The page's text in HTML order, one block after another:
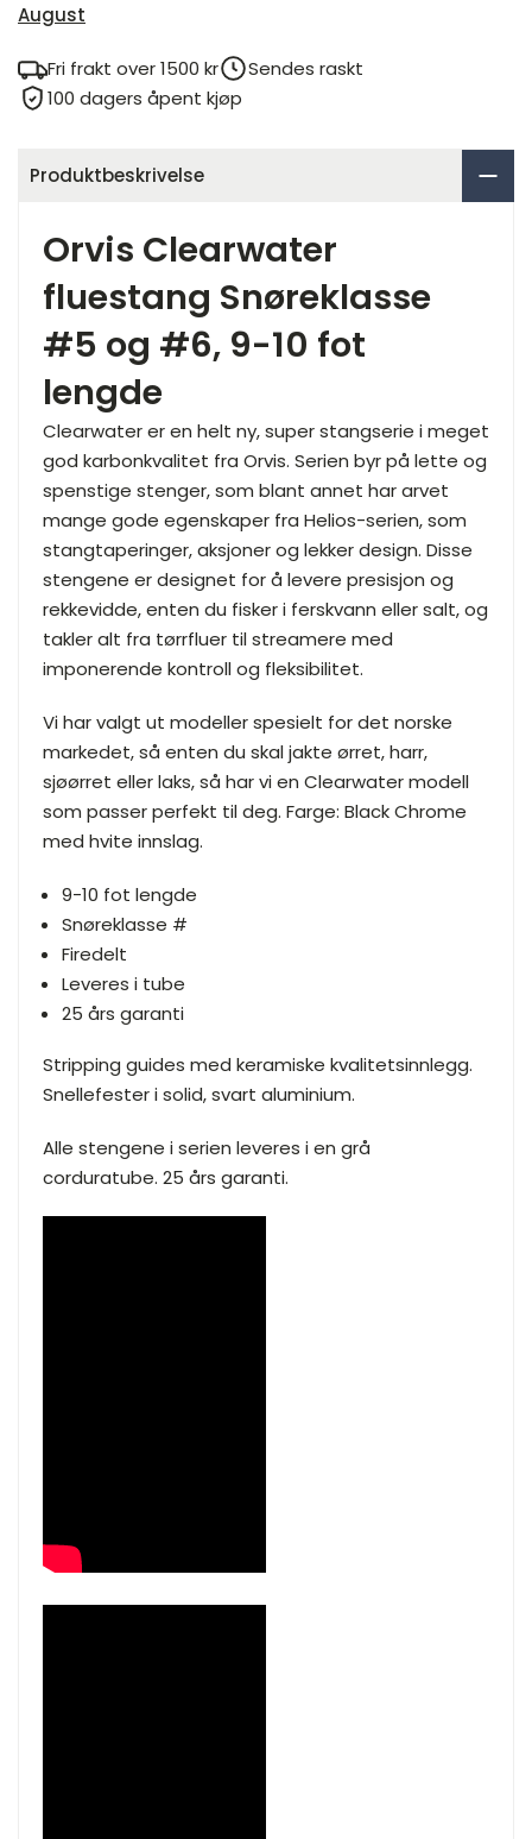
August
Fri frakt over 1500 kr
Sendes raskt
100 dagers åpent kjøp
Produktbeskrivelse
Orvis Clearwater
fluestang Snøreklasse
#5 og #6, 9-10 fot
lengde
Clearwater er en helt ny, super stangserie i meget
god karbonkvalitet fra Orvis. Serien byr på lette og
spenstige stenger, som blant annet har arvet
mange gode egenskaper fra Helios-serien, som
stangtaperinger, aksjoner og lekker design. Disse
stengene er designet for å levere presisjon og
rekkevidde, enten du fisker i ferskvann eller salt, og
takler alt fra tørrfluer til streamere med
imponerende kontroll og fleksibilitet.
Vi har valgt ut modeller spesielt for det norske
markedet, så enten du skal jakte ørret, harr,
sjøørret eller laks, så har vi en Clearwater modell
som passer perfekt til deg. Farge: Black Chrome
med hvite innslag.
9-10 fot lengde
Snøreklasse #
Firedelt
Leveres i tube
25 års garanti
Stripping guides med keramiske kvalitetsinnlegg.
Snellefester i solid, svart aluminium.
Alle stengene i serien leveres i en grå
corduratube. 25 års garanti.